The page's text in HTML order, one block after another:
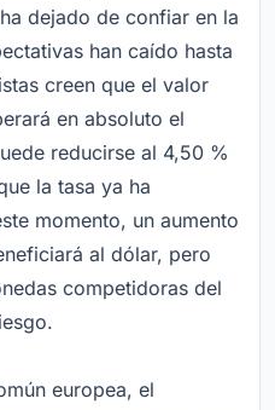
dejado de confiar en la
han caído hasta
creen que el valor
en absoluto el
reducirse al 4,50 %
la tasa ya ha
momento, un aumento
al dólar, pero
competidoras del
europea, el